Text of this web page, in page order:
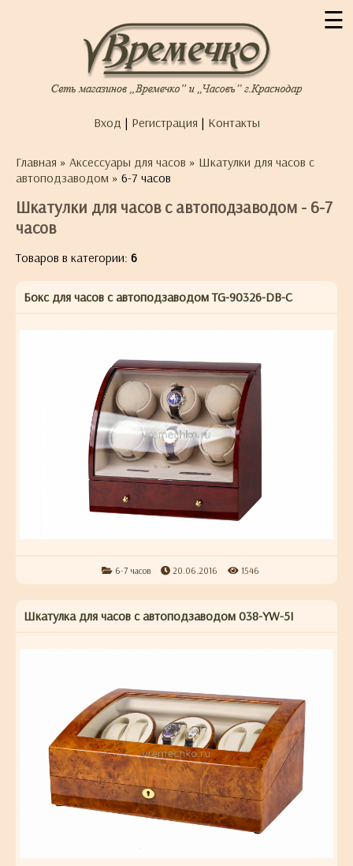
☰
Вход | Регистрация | Контакты
Главная » Аксессуары для часов » Шкатулки для часов с
автоподзаводом » 6-7 часов
Шкатулки для часов с автоподзаводом - 6-7
часов
Товаров в категории: 6
Бокс для часов с автоподзаводом TG-90326-DB-C
6-7 часов 20.06.2016 1546
Шкатулка для часов с автоподзаводом 038-YW-5I